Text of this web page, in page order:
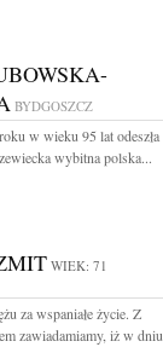
BYDGOSZCZ
w wieku 95 lat odeszła
wybitna polska...
WIEK: 71
za wspaniałe życie. Z
zawiadamiamy, iż w dniu